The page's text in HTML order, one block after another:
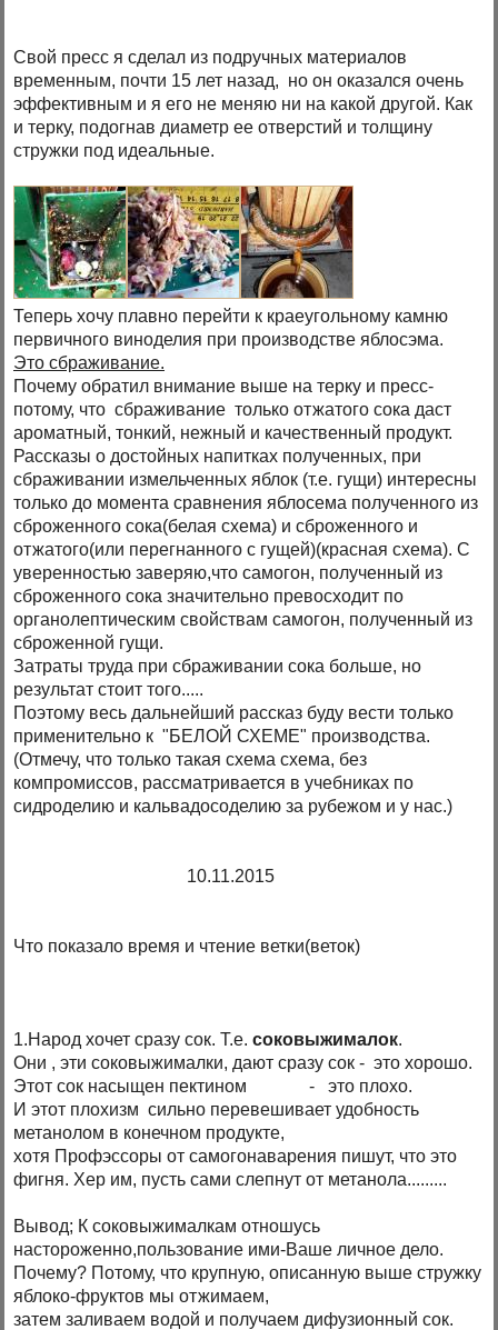
Свой пресс я сделал из подручных материалов
временным, почти 15 лет назад, но он оказался очень
эффективным и я его не меняю ни на какой другой. Как
и терку, подогнав диаметр ее отверстий и толщину
стружки под идеальные.
Теперь хочу плавно перейти к краеугольному камню
первичного виноделия при производстве яблосэма.
Это сбраживание.
Почему обратил внимание выше на терку и пресс-
потому, что сбраживание только отжатого сока даст
ароматный, тонкий, нежный и качественный продукт.
Рассказы о достойных напитках полученных, при
сбраживании измельченных яблок (т.е. гущи) интересны
только до момента сравнения яблосема полученного из
сброженного сока(белая схема) и сброженного и
отжатого(или перегнанного с гущей)(красная схема). С
уверенностью заверяю,что самогон, полученный из
сброженного сока значительно превосходит по
органолептическим свойствам самогон, полученный из
сброженной гущи.
Затраты труда при сбраживании сока больше, но
результат стоит того.....
Поэтому весь дальнейший рассказ буду вести только
применительно к "БЕЛОЙ СХЕМЕ" производства.
(Отмечу, что только такая схема схема, без
компромиссов, рассматривается в учебниках по
сидроделию и кальвадосоделию за рубежом и у нас.)
10.11.2015
Что показало время и чтение ветки(веток)
1.Народ хочет сразу сок. Т.е.соковыжималок.
Они , эти соковыжималки, дают сразу сок - это хорошо.
Этот сок насыщен пектином - это плохо.
И этот плохизм сильно перевешивает удобность
метанолом в конечном продукте,
хотя Профэссоры от самогонаварения пишут, что это
фигня. Хер им, пусть сами слепнут от метанола.........
Вывод; К соковыжималкам отношусь
настороженно,пользование ими-Ваше личное дело.
Почему? Потому, что крупную, описанную выше стружку
яблоко-фруктов мы отжимаем,
затем заливаем водой и получаем дифузионный сок.